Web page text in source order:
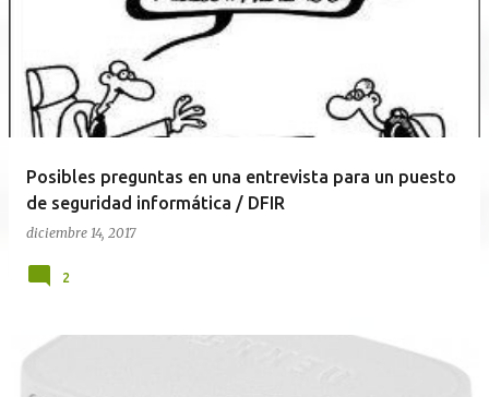
Posibles preguntas en una entrevista para un puesto
de seguridad informática / DFIR
diciembre 14, 2017
2